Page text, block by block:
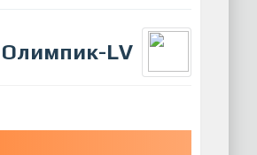
Олимпик-LV